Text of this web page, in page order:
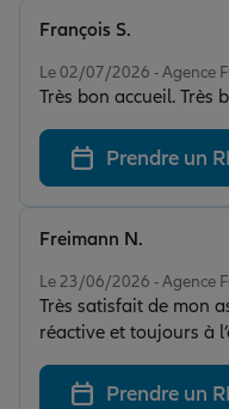
Protection juridique
Retraite
Tous nos devis
Le 02/07/2026 - Agence
Très bon accueil.
François S.
Prendre un
Le 23/06/2026 - Agence
Très satisfait de mon
réactive et toujours à
Freimann N.
Prendre un